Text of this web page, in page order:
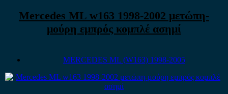
Mercedes ML w163 1998-2002 μετώπη-
μούρη εμπρός κομπλέ ασημί
MERCEDES ML (W163) 1998-2005